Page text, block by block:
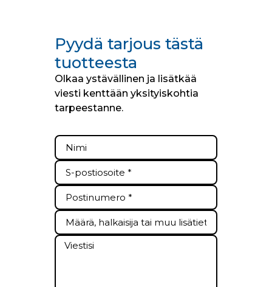
Pyydä tarjous tästä
tuotteesta
Olkaa ystävällinen ja lisätkää
viesti kenttään yksityiskohtia
tarpeestanne.